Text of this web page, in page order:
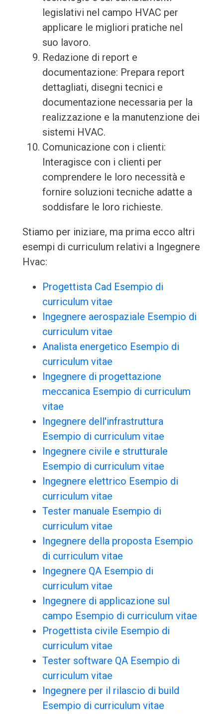
legislativi nel campo HVAC per
applicare le migliori pratiche nel
suo lavoro.
Redazione di report e
documentazione: Prepara report
dettagliati, disegni tecnici e
documentazione necessaria per la
realizzazione e la manutenzione dei
sistemi HVAC.
Comunicazione con i clienti:
Interagisce con i clienti per
comprendere le loro necessità e
fornire soluzioni tecniche adatte a
soddisfare le loro richieste.
Stiamo per iniziare, ma prima ecco altri
esempi di curriculum relativi a Ingegnere
Hvac:
Progettista Cad Esempio di
curriculum vitae
Ingegnere aerospaziale Esempio di
curriculum vitae
Analista energetico Esempio di
curriculum vitae
Ingegnere di progettazione
meccanica Esempio di curriculum
vitae
Ingegnere dell'infrastruttura
Esempio di curriculum vitae
Ingegnere civile e strutturale
Esempio di curriculum vitae
Ingegnere elettrico Esempio di
curriculum vitae
Tester manuale Esempio di
curriculum vitae
Ingegnere della proposta Esempio
di curriculum vitae
Ingegnere QA Esempio di
curriculum vitae
Ingegnere di applicazione sul
campo Esempio di curriculum vitae
Progettista civile Esempio di
curriculum vitae
Tester software QA Esempio di
curriculum vitae
Ingegnere per il rilascio di build
Esempio di curriculum vitae